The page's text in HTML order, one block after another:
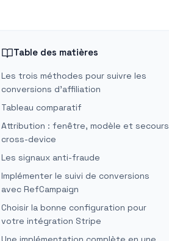
Table des matières
Les trois méthodes pour suivre les
conversions d'affiliation
Tableau comparatif
Attribution : fenêtre, modèle et secours
cross-device
Les signaux anti-fraude
Implémenter le suivi de conversions
avec RefCampaign
Choisir la bonne configuration pour
votre intégration Stripe